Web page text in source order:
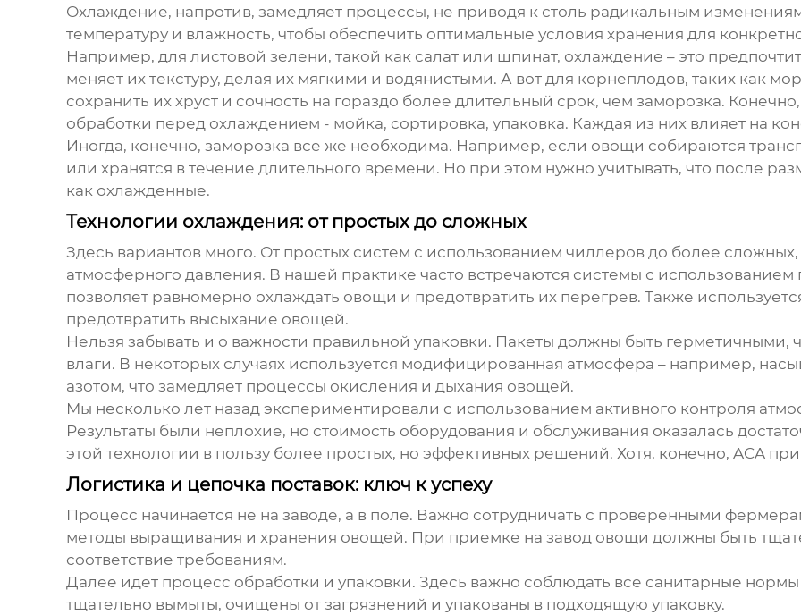
Охлаждение, напротив, замедляет процессы, не приводя к столь радикальным
температуру и влажность, чтобы обеспечить оптимальные условия хранения для
Например, для листовой зелени, такой как салат или шпинат, охлаждение – это
меняет их текстуру, делая их мягкими и водянистыми. А вот для корнеплодов, таких как
сохранить их хруст и сочность на гораздо более длительный срок, чем заморозка.
обработки перед охлаждением - мойка, сортировка, упаковка. Каждая из них влияет на
Иногда, конечно, заморозка все же необходима. Например, если овощи собираются
или хранятся в течение длительного времени. Но при этом нужно учитывать, что после
как охлажденные.
Технологии охлаждения: от простых до сложных
Здесь вариантов много. От простых систем с использованием чиллеров до более
атмосферного давления. В нашей практике часто встречаются системы с
позволяет равномерно охлаждать овощи и предотвратить их перегрев. Также
предотвратить высыхание овощей.
Нельзя забывать и о важности правильной упаковки. Пакеты должны быть герметичными,
влаги. В некоторых случаях используется модифицированная атмосфера – например,
азотом, что замедляет процессы окисления и дыхания овощей.
Мы несколько лет назад экспериментировали с использованием активного контроля
Результаты были неплохие, но стоимость оборудования и обслуживания оказалась
этой технологии в пользу более простых, но эффективных решений. Хотя, конечно, ACA
Логистика и цепочка поставок: ключ к успеху
Процесс начинается не на заводе, а в поле. Важно сотрудничать с проверенными
методы выращивания и хранения овощей. При приемке на завод овощи должны быть
соответствие требованиям.
Далее идет процесс обработки и упаковки. Здесь важно соблюдать все санитарные
тщательно вымыты, очищены от загрязнений и упакованы в подходящую упаковку.